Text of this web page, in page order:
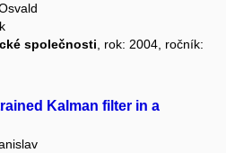
společnosti, rok: 2004, ročník:
Kalman filter in a